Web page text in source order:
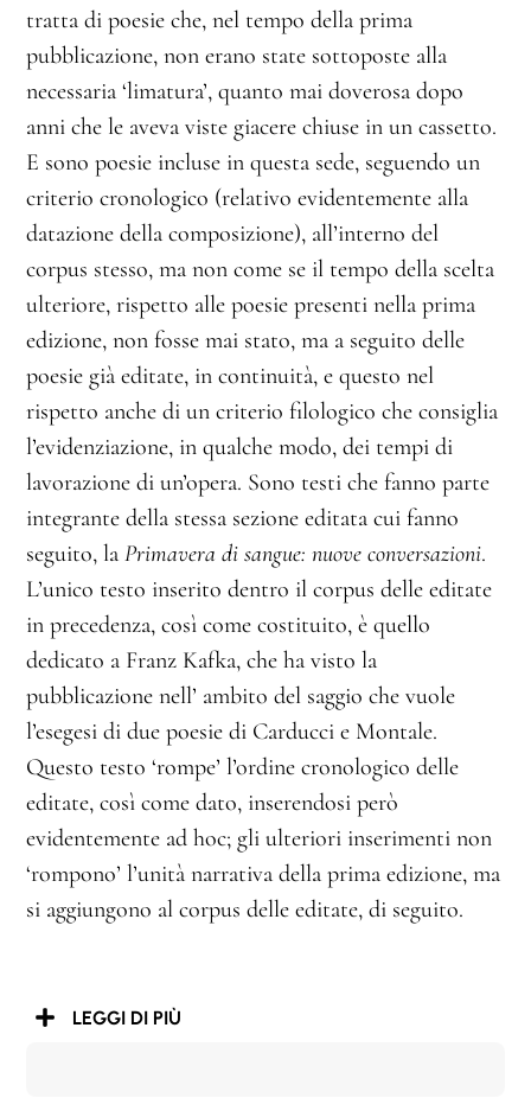
tratta di poesie che, nel tempo della prima
pubblicazione, non erano state sottoposte alla
necessaria ‘limatura’, quanto mai doverosa dopo
anni che le aveva viste giacere chiuse in un cassetto.
E sono poesie incluse in questa sede, seguendo un
criterio cronologico (relativo evidentemente alla
datazione della composizione), all’interno del
corpus stesso, ma non come se il tempo della scelta
ulteriore, rispetto alle poesie presenti nella prima
edizione, non fosse mai stato, ma a seguito delle
poesie già editate, in continuità, e questo nel
rispetto anche di un criterio filologico che consiglia
l’evidenziazione, in qualche modo, dei tempi di
lavorazione di un’opera. Sono testi che fanno parte
integrante della stessa sezione editata cui fanno
seguito, la Primavera di sangue: nuove conversazioni.
L’unico testo inserito dentro il corpus delle editate
in precedenza, così come costituito, è quello
dedicato a Franz Kafka, che ha visto la
pubblicazione nell’ ambito del saggio che vuole
l’esegesi di due poesie di Carducci e Montale.
Questo testo ‘rompe’ l’ordine cronologico delle
editate, così come dato, inserendosi però
evidentemente ad hoc; gli ulteriori inserimenti non
‘rompono’ l’unità narrativa della prima edizione, ma
si aggiungono al corpus delle editate, di seguito.
LEGGI DI PIÙ